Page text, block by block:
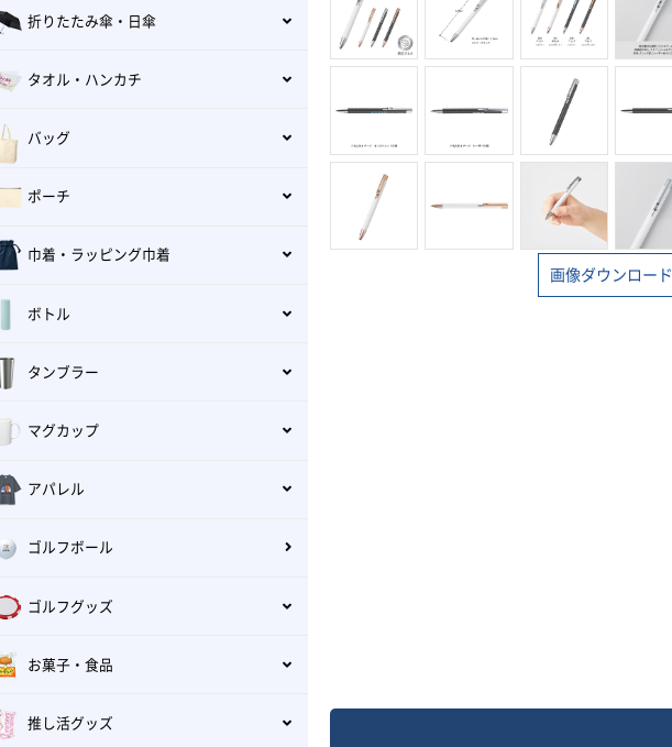
画像ダウンロード
折りたたみ傘・日傘
タオル・ハンカチ
バッグ
ポーチ
巾着・ラッピング巾着
ボトル
タンブラー
マグカップ
アパレル
ゴルフボール
ゴルフグッズ
お菓子・食品
推し活グッズ